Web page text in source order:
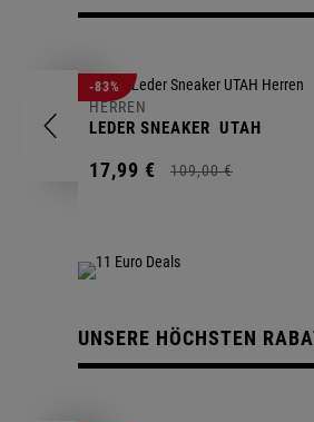
-83%
HERREN
LEDER SNEAKER UTAH
17,99 € 109,00 €
UNSERE HÖCHSTEN